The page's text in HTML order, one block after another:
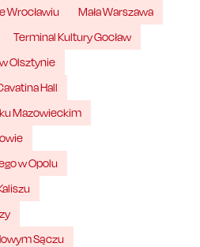
Wrocławiu
Mała Warszawa
Terminal Kultury Gocław
Olsztynie
Hall
Mazowieckim
w Opolu
Sączu